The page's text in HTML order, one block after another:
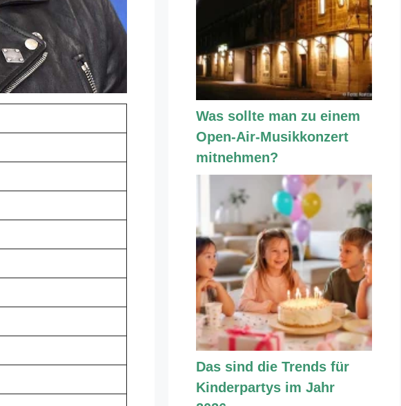
Was sollte man zu einem
Open-Air-Musikkonzert
mitnehmen?
Das sind die Trends für
Kinderpartys im Jahr